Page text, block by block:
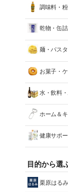
調味料・
乾物・缶
麺・パス
お菓子・
水・飲料
ホーム＆
健康サポ
目的から選
栗原はる